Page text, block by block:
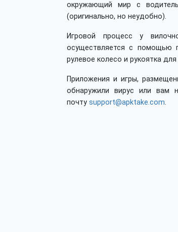
окружающий мир с
(оригинально, но неудобно).
Игровой процесс у
осуществляется с помощью
рулевое колесо и рукоятка
Приложения и игры,
обнаружили вирус или вам
почту support@apktake.com.